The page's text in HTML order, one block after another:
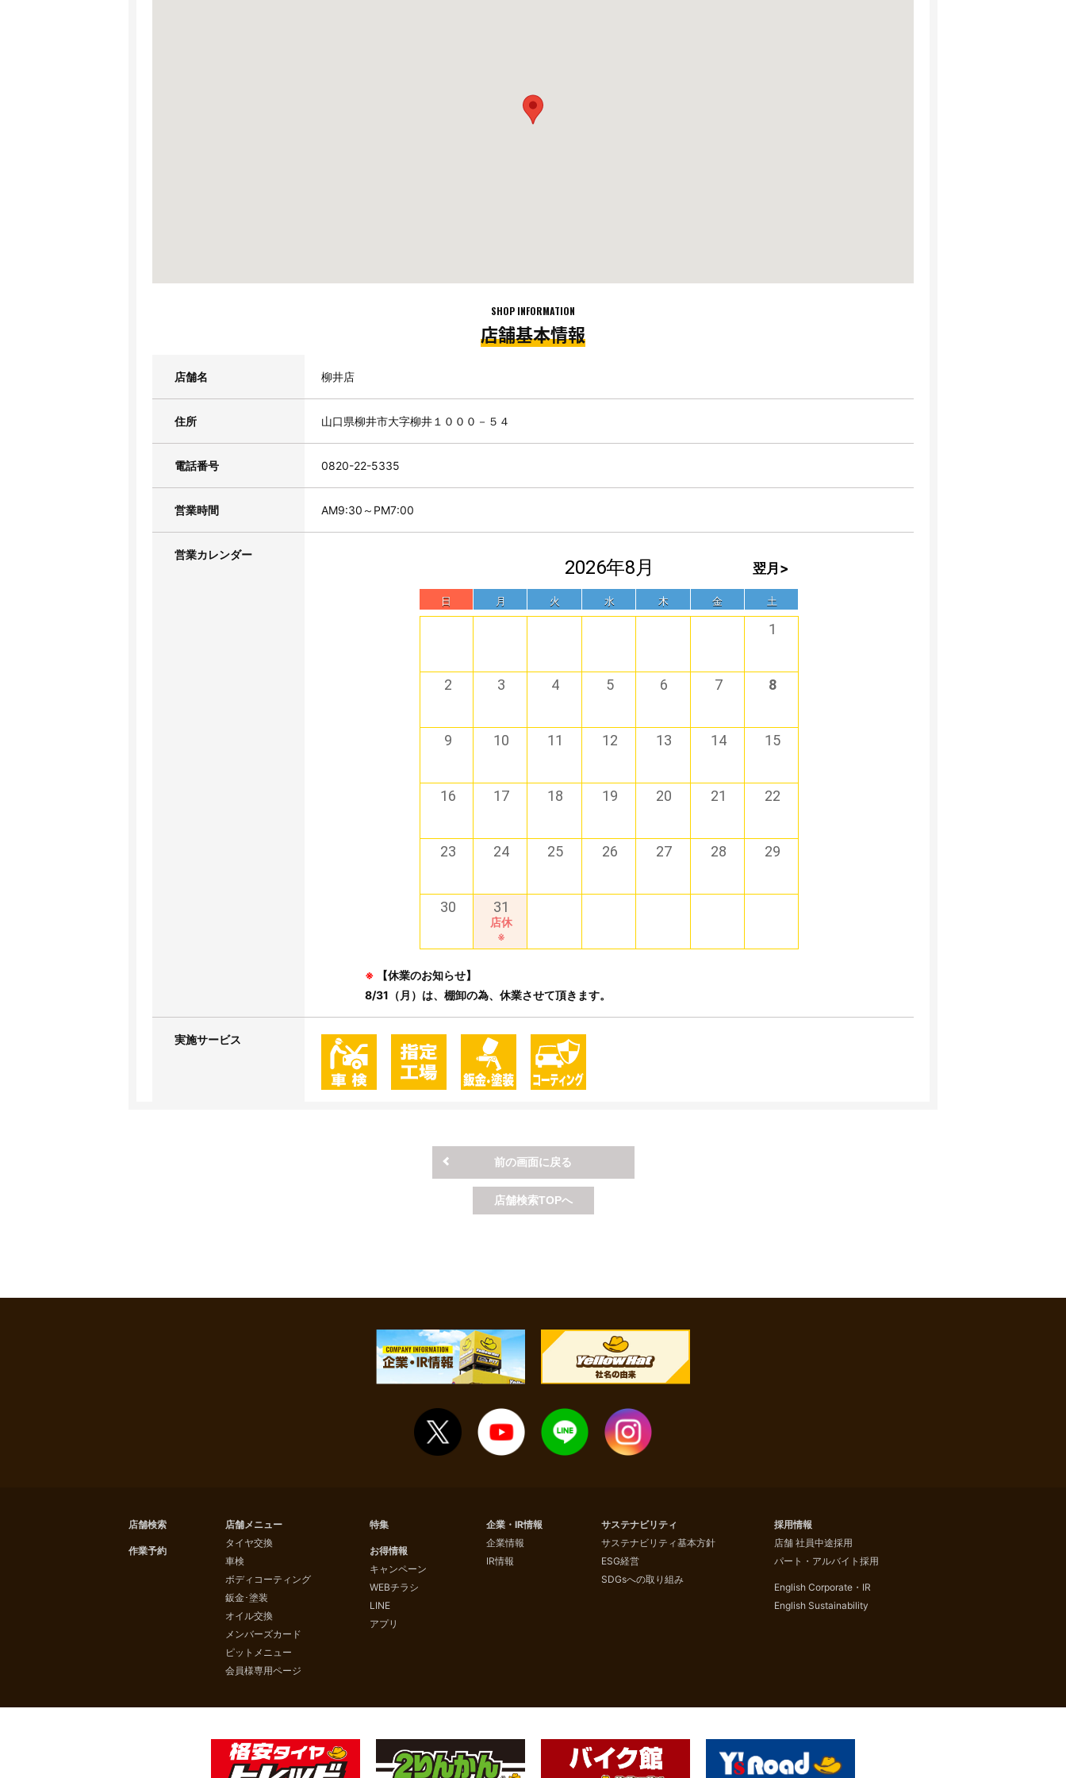
SHOP INFORMATION
店舗基本情報
店舗名 柳井店
住所 山口県柳井市大字柳井１０００－５４
電話番号 0820-22-5335
営業時間 AM9:30～PM7:00
営業カレンダー
2026年8月 翌月>
日 月 火 水 木 金 土
1
2 3 4 5 6 7 8
9 10 11 12 13 14 15
16 17 18 19 20 21 22
23 24 25 26 27 28 29
30 31
店休
※
※ 【休業のお知らせ】
8/31（月）は、棚卸の為、休業させて頂きます。
実施サービス
前の画面に戻る
店舗検索TOPへ
店舗検索
作業予約
店舗メニュー
タイヤ交換
車検
ボディコーティング
鈑金･塗装
オイル交換
メンバーズカード
ピットメニュー
会員様専用ページ
特集
お得情報
キャンペーン
WEBチラシ
LINE
アプリ
企業・IR情報
企業情報
IR情報
サステナビリティ
サステナビリティ基本方針
ESG経営
SDGsへの取り組み
採用情報
店舗 社員中途採用
パート・アルバイト採用
English Corporate・IR
English Sustainability